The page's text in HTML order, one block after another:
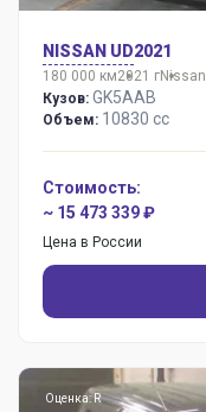
NISSAN UD2021
180 000 км2021 гNissan
Кузов: GK5AAB
Объем: 10830 сс
Стоимость:
~ 15 473 339 ₽
Цена в России
Оценка: R